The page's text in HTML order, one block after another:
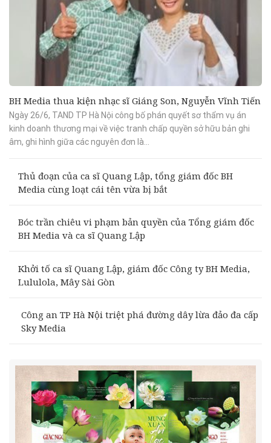
BH Media thua kiện nhạc sĩ Giáng Son, Nguyễn Vĩnh Tiến
Ngày 26/6, TAND TP Hà Nội công bố phán quyết sơ thẩm vụ án
kinh doanh thương mại về việc tranh chấp quyền sở hữu bản ghi
âm, ghi hình giữa các nguyên đơn là...
Thủ đoạn của ca sĩ Quang Lập, tổng giám đốc BH
Media cùng loạt cái tên vừa bị bắt
Bóc trần chiêu vi phạm bản quyền của Tổng giám đốc
BH Media và ca sĩ Quang Lập
Khởi tố ca sĩ Quang Lập, giám đốc Công ty BH Media,
Lululola, Mây Sài Gòn
Công an TP Hà Nội triệt phá đường dây lừa đảo đa cấp
Sky Media